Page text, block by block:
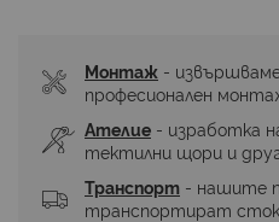
Монтаж -
професионален
Ателие - изработка
тектилни щори и
Транспорт - нашите
транспортират